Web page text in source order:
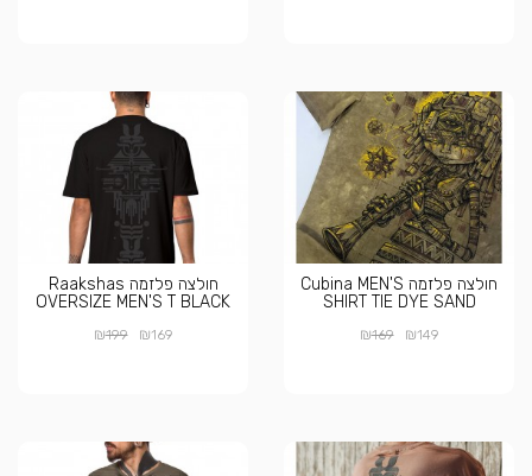
חולצה פלזמה Cubina MEN'S
SHIRT TIE DYE SAND
₪149
₪169
חולצה פלזמה Raakshas
OVERSIZE MEN'S T BLACK
₪169
₪199